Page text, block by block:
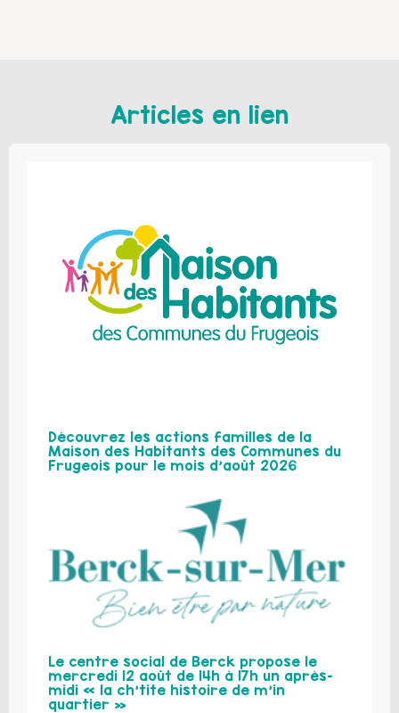
Articles en lien
Découvrez les actions familles de la
Maison des Habitants des Communes du
Frugeois pour le mois d’août 2026
Le centre social de Berck propose le
mercredi 12 août de 14h à 17h un après-
midi « la ch’tite histoire de m’in
quartier »